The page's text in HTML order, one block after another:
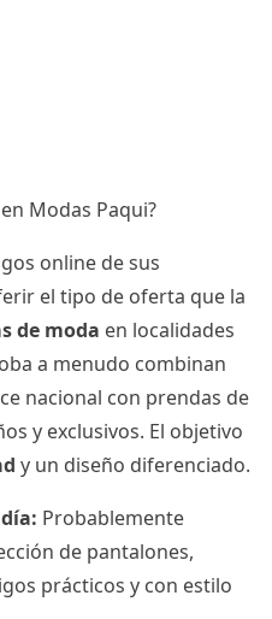
Modas Paqui?
online de sus
el tipo de oferta que la
de moda en localidades
a menudo combinan
nacional con prendas de
y exclusivos. El objetivo
y un diseño diferenciado.
Probablemente
de pantalones,
prácticos y con estilo